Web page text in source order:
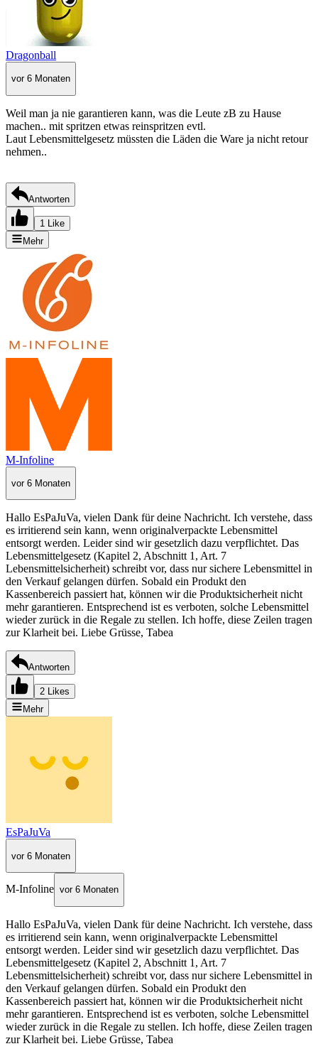
Dragonball
vor 6 Monaten
Weil man ja nie garantieren kann, was die Leute zB zu Hause
machen.. mit spritzen etwas reinspritzen evtl.
Laut Lebensmittelgesetz müssten die Läden die Ware ja nicht retour
nehmen..
Antworten
1 Like
Mehr
M-Infoline
vor 6 Monaten
Hallo EsPaJuVa, vielen Dank für deine Nachricht. Ich verstehe, dass
es irritierend sein kann, wenn originalverpackte Lebensmittel
entsorgt werden. Leider sind wir gesetzlich dazu verpflichtet. Das
Lebensmittelgesetz (Kapitel 2, Abschnitt 1, Art. 7
Lebensmittelsicherheit) schreibt vor, dass nur sichere Lebensmittel in
den Verkauf gelangen dürfen. Sobald ein Produkt den
Kassenbereich passiert hat, können wir die Produktsicherheit nicht
mehr garantieren. Entsprechend ist es verboten, solche Lebensmittel
wieder zurück in die Regale zu stellen. Ich hoffe, diese Zeilen tragen
zur Klarheit bei. Liebe Grüsse, Tabea
Antworten
2 Likes
Mehr
EsPaJuVa
vor 6 Monaten
M-Infoline vor 6 Monaten
Hallo EsPaJuVa, vielen Dank für deine Nachricht. Ich verstehe, dass
es irritierend sein kann, wenn originalverpackte Lebensmittel
entsorgt werden. Leider sind wir gesetzlich dazu verpflichtet. Das
Lebensmittelgesetz (Kapitel 2, Abschnitt 1, Art. 7
Lebensmittelsicherheit) schreibt vor, dass nur sichere Lebensmittel in
den Verkauf gelangen dürfen. Sobald ein Produkt den
Kassenbereich passiert hat, können wir die Produktsicherheit nicht
mehr garantieren. Entsprechend ist es verboten, solche Lebensmittel
wieder zurück in die Regale zu stellen. Ich hoffe, diese Zeilen tragen
zur Klarheit bei. Liebe Grüsse, Tabea